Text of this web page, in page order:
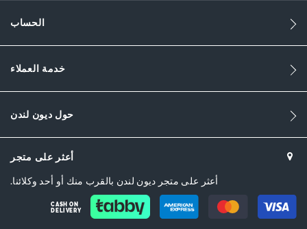
الحساب
خدمة العملاء
حول ديون لندن
أعثر على متجر
أعثر على متجر ديون لندن بالقرب منك أو أحد وكلائنا.
CASH ON
DELIVERY